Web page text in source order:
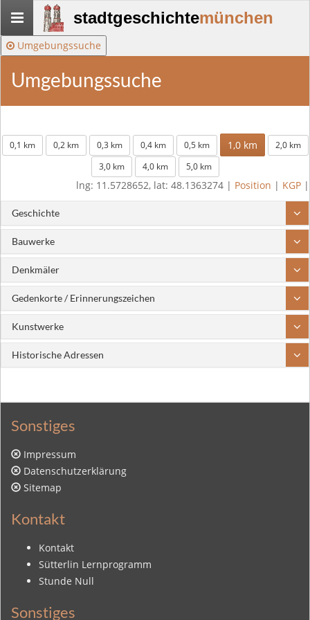
Stadtgeschichte-
München
stadtgeschichtemünchen
Umgebungssuche
Umgebungssuche
0,1 km 0,2 km 0,3 km 0,4 km 0,5 km 1,0 km
2,0 km
3,0 km
4,0 km 5,0 km
lng: 11.5728652, lat: 48.1363274 | Position | KGP |
Geschichte
Bauwerke
Denkmäler
Gedenkorte / Erinnerungszeichen
Kunstwerke
Historische Adressen
Sonstiges
Impressum
Datenschutzerklärung
Sitemap
Kontakt
Kontakt
Sütterlin Lernprogramm
Stunde Null
Sonstiges